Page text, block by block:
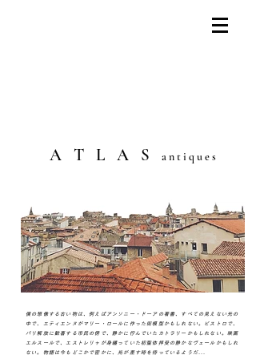
​A T L A S a n t i q u e s
僕の想像する古い物は、例えばアンソニー・ドーアの著書、すべての見えない光の
中で、エティエンヌがマリー・ロールに作った街模型かもしれない。ビストロで、
パリ解放に歓喜する市民の傍で、静かに佇んでいたカトラリーかもしれない。映画
エルスールで、エストレリャが身纏っていた初聖体拝受の静かなヴェールかもしれ
ない。物語は今もどこかで密かに、光が差す時を待っているようだ...